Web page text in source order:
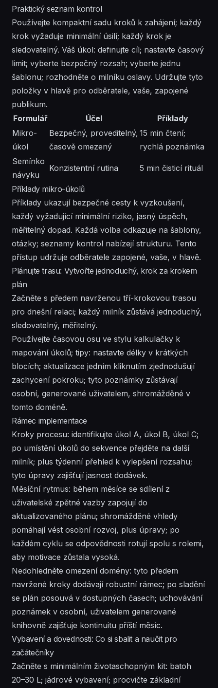
Praktický seznam kontrol
Používejte kompaktní sadu kroků k zahájení; každý
krok vyžaduje minimální úsilí; každý krok je
sledovatelný. Váš úkol: definujte cíl; nastavte časový
limit; vyberte bezpečný rozsah; vyberte jednu
šablonu; rozhodněte o milníku oslavy. Udržujte tyto
položky v hlavě pro odběratele, vaše, zapojené
publikum.
Formulář
Účel
Příklady
Mikro-
úkol
Bezpečný, proveditelný,
časově omezený
15 min čtení;
rychlá poznámka
Semínko
návyku
Konzistentní rutina 5 min čisticí rituál
Příklady mikro-úkolů
Příklady ukazují bezpečné cesty k vyzkoušení,
každý vyžadující minimální riziko, jasný úspěch,
měřitelný dopad. Každá volba odkazuje na šablony,
otázky; seznamy kontrol nabízejí strukturu. Tento
přístup udržuje odběratele zapojené, vaše, v hlavě.
Plánujte trasu: Vytvořte jednoduchý, krok za krokem
plán
Začněte s předem navrženou tří-krokovou trasou
pro dnešní relaci; každý milník zůstává jednoduchý,
sledovatelný, měřitelný.
Používejte časovou osu ve stylu kalkulačky k
mapování úkolů; tipy: nastavte délky v krátkých
blocích; aktualizace jedním kliknutím zjednodušují
zachycení pokroku; tyto poznámky zůstávají
osobní, generované uživatelem, shromážděné v
tomto doméně.
Rámec implementace
Kroky procesu: identifikujte úkol A, úkol B, úkol C;
po umístění úkolů do sekvence přejděte na další
milník; plus týdenní přehled k vylepšení rozsahu;
tyto úpravy zajišťují jasnost dodávek.
Měsíční rytmus: během měsíce se sdílení z
uživatelské zpětné vazby zapojují do
aktualizovaného plánu; shromážděné vhledy
pomáhají vést osobní rozvoj, plus úpravy; po
každém cyklu se odpovědnosti rotují spolu s rolemi,
aby motivace zůstala vysoká.
Nedohledněte omezení domény: tyto předem
navržené kroky dodávají robustní rámec; po sladění
se plán posouvá v dostupných časech; uchovávání
poznámek v osobní, uživatelem generované
knihovně zajišťuje kontinuitu příští měsíc.
Vybavení a dovednosti: Co si sbalit a naučit pro
začátečníky
Začněte s minimálním životaschopným kit: batoh
20–30 L; jádrové vybavení; procvičte základní